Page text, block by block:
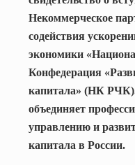
Некоммерческое
содействия
экономики
Конфедерация
капитала» (НК
объединяет
управлению и
капитала в России.